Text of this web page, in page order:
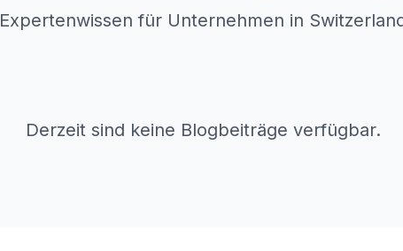
Expertenwissen für Unternehmen in
Derzeit sind keine Blogbeiträge verfügbar.